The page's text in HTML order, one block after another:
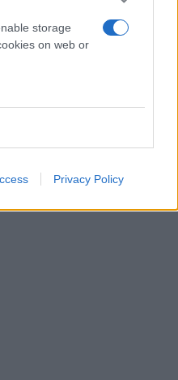
storage
on web or
Privacy Policy